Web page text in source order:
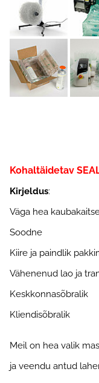
Kohaltäidetav
Kirjeldus:
Väga hea
Soodne
Kiire ja paindlik
Vähenenud lao ja
Keskkonnasõbralik
Kliendisõbralik
Meil on hea valik
ja veendu antud